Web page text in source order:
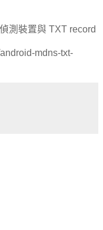
測裝置與 TXT record
mdns-txt-